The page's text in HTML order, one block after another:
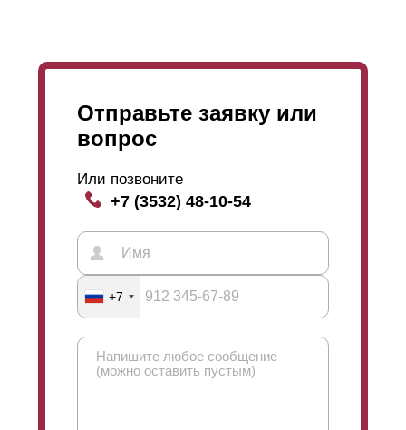
Отправьте заявку или
вопрос
Или позвоните
+7 (3532) 48-10-54
+7